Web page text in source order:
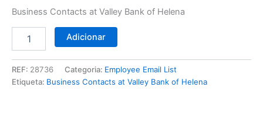
Business Contacts at Valley Bank of Helena
Adicionar
REF: 28736 Categoria: Employee Email List
Etiqueta: Business Contacts at Valley Bank of Helena